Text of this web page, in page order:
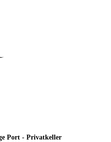
Port - Privatkeller